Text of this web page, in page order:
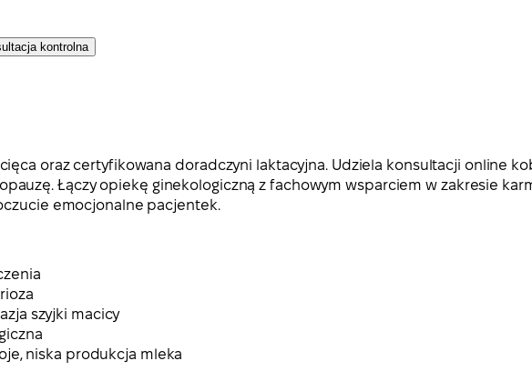
kontrolna
oraz certyfikowana doradczyni laktacyjna. Udziela konsultacji online
Łączy opiekę ginekologiczną z fachowym wsparciem w zakresie
emocjonalne pacjentek.
szyjki macicy
niska produkcja mleka